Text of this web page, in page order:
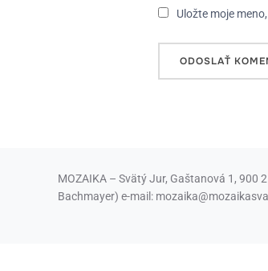
Uložte moje
MOZAIKA – Svätý Jur, Gaštanová 1, 900
Bachmayer) e-mail: